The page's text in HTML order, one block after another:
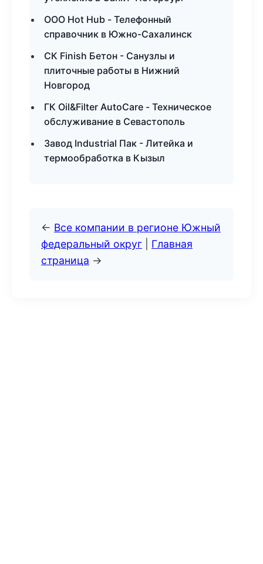
ООО Hot Hub - Телефонный
справочник в Южно-Сахалинск
СК Finish Бетон - Санузлы и
плиточные работы в Нижний
Новгород
ГК Oil&Filter AutoCare - Техническое
обслуживание в Севастополь
Завод Industrial Пак - Литейка и
термообработка в Кызыл
← Все компании в регионе Южный
федеральный округ
Главная
страница →